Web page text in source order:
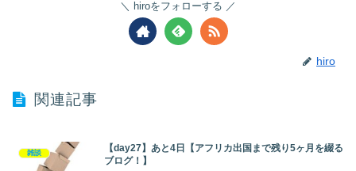
hiroをフォローする
hiro
関連記事
雑談
【day27】あと4日【アフリカ出国まで残り5ヶ月を綴る
ブログ！】